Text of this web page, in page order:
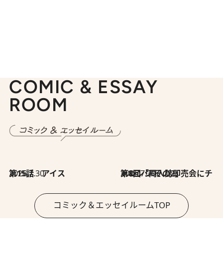
COMIC & ESSAY
ROOM
2026.7.30
第15話 アイス 2026.7.30
第8回「同人誌即売会にチャレンジ その2」
コミック＆エッセイルームTOP